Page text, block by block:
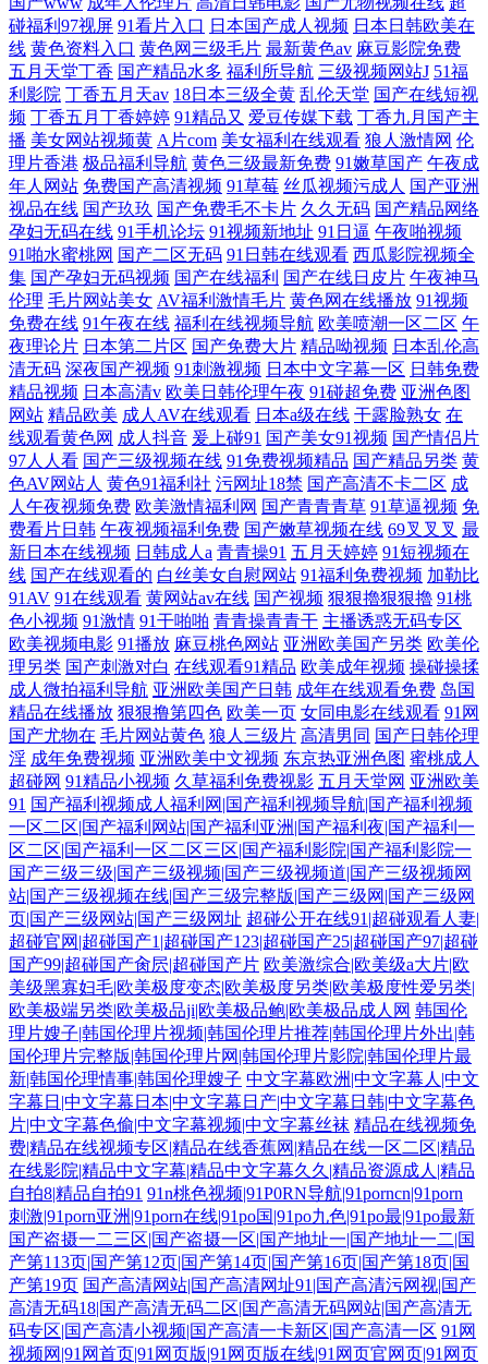
碰福利97视屏 91看片入口 日本国产成人视频 日本日韩欧美在
线 黄色资料入口 黄色网三级毛片 最新黄色av 麻豆影院免费
五月天堂丁香 国产精品水多 福利所导航 三级视频网站J 51福
利影院 丁香五月天av 18日本三级全黄 乱伦天堂 国产在线短视
频 丁香五月丁香婷婷 91精品又 爱豆传媒下载 丁香九月国产主
播 美女网站视频黄 A片com 美女福利在线观看 狼人激情网 伦
理片香港 极品福利导航 黄色三级最新免费 91嫩草国产 午夜成
年人网站 免费国产高清视频 91草莓 丝瓜视频污成人 国产亚洲
视品在线 国产玖玖 国产免费毛不卡片 久久无码 国产精品网络
孕妇无码在线 91手机论坛 91视频新地址 91日逼 午夜啪视频
91啪水蜜桃网 国产二区无码 91日韩在线观看 西瓜影院视频全
集 国产孕妇无码视频 国产在线福利 国产在线日皮片 午夜神马
伦理 毛片网站美女 AV福利激情毛片 黄色网在线播放 91视频
免费在线 91午夜在线 福利在线视频导航 欧美喷潮一区二区 午
夜理论片 日本第二片区 国产免费大片 精品呦视频 日本乱伦高
清无码 深夜国产视频 91刺激视频 日本中文字幕一区 日韩免费
精品视频 日本高清v 欧美日韩伦理午夜 91碰超免费 亚洲色图
网站 精品欧美 成人AV在线观看 日本a级在线 干露脸熟女 在
线观看黄色网 成人抖音 爰上碰91 国产美女91视频 国产情侣片
97人人看 国产三级视频在线 91免费视频精品 国产精品另类 黄
色AV网站人 黄色91福利社 污网址18禁 国产高清不卡二区 成
人午夜视频免费 欧美激情福利网 国产青青青草 91草逼视频 免
费看片日韩 午夜视频福利免费 国产嫩草视频在线 69叉叉叉 最
新日本在线视频 日韩成人a 青青操91 五月天婷婷 91短视频在
线 国产在线观看的 白丝美女自慰网站 91福利免费视频 加勒比
91AV 91在线观看 黄网站av在线 国产视频 狠狠擼狠狠擼 91桃
色小视频 91激情 91干啪啪 青青操青青干 主播诱惑无码专区
欧美视频电影 91播放 麻豆桃色网站 亚洲欧美国产另类 欧美伦
理另类 国产刺激对白 在线观看91精品 欧美成年视频 操碰操揉
成人微拍福利导航 亚洲欧美国产日韩 成年在线观看免费 岛国
精品在线播放 狠狠撸第四色 欧美一页 女同电影在线观看 91网
国产尤物在 毛片网站黄色 狼人三级片 高清男同 国产日韩伦理
淫 成年免费视频 亚洲欧美中文视频 东京热亚洲色图 蜜桃成人
超碰网 91精品小视频 久草福利免费视影 五月天堂网 亚洲欧美
91 国产福利视频成人福利网|国产福利视频导航|国产福利视频
一区二区|国产福利网站|国产福利亚洲|国产福利夜|国产福利一
区二区|国产福利一区二区三区|国产福利影院|国产福利影院一
国产三级三级|国产三级视频|国产三级视频道|国产三级视频网
站|国产三级视频在线|国产三级完整版|国产三级网|国产三级网
页|国产三级网站|国产三级网址 超碰公开在线91|超碰观看人妻|
超碰官网|超碰国产1|超碰国产123|超碰国产25|超碰国产97|超碰
国产99|超碰国产肏屄|超碰国产片 欧美激综合|欧美级a大片|欧
美级黑寡妇毛|欧美极度变态|欧美极度另类|欧美极度性爱另类|
欧美极端另类|欧美极品ji|欧美极品鲍|欧美极品成人网 韩国伦
理片嫂子|韩国伦理片视频|韩国伦理片推荐|韩国伦理片外出|韩
国伦理片完整版|韩国伦理片网|韩国伦理片影院|韩国伦理片最
新|韩国伦理情事|韩国伦理嫂子 中文字幕欧洲|中文字幕人|中文
字幕日|中文字幕日本|中文字幕日产|中文字幕日韩|中文字幕色
片|中文字幕色偷|中文字幕视频|中文字幕丝袜 精品在线视频免
费|精品在线视频专区|精品在线香蕉网|精品在线一区二区|精品
在线影院|精品中文字幕|精品中文字幕久久|精品资源成人|精品
自拍8|精品自拍91 91n桃色视频|91P0RN导航|91porncn|91porn
刺激|91porn亚洲|91porn在线|91po国|91po九色|91po最|91po最新
国产盗摄一二三区|国产盗摄一区|国产地址一|国产地址一二|国
产第113页|国产第12页|国产第14页|国产第16页|国产第18页|国
产第19页 国产高清网站|国产高清网址91|国产高清污网视|国产
高清无码18|国产高清无码二区|国产高清无码网站|国产高清无
码专区|国产高清小视频|国产高清一卡新区|国产高清一区 91网
视频网|91网首页|91网页版|91网页版在线|91网页官网页|91网页